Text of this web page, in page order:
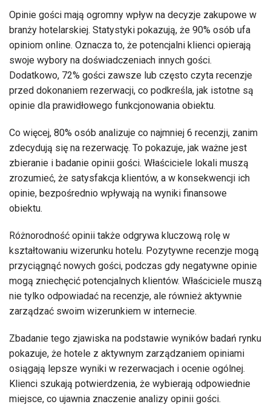
Opinie gości mają ogromny wpływ na decyzje zakupowe w
branży hotelarskiej. Statystyki pokazują, że 90% osób ufa
opiniom online. Oznacza to, że potencjalni klienci opierają
swoje wybory na doświadczeniach innych gości.
Dodatkowo, 72% gości zawsze lub często czyta recenzje
przed dokonaniem rezerwacji, co podkreśla, jak istotne są
opinie dla prawidłowego funkcjonowania obiektu.
Co więcej, 80% osób analizuje co najmniej 6 recenzji, zanim
zdecydują się na rezerwację. To pokazuje, jak ważne jest
zbieranie i badanie opinii gości. Właściciele lokali muszą
zrozumieć, że satysfakcja klientów, a w konsekwencji ich
opinie, bezpośrednio wpływają na wyniki finansowe
obiektu.
Różnorodność opinii także odgrywa kluczową rolę w
kształtowaniu wizerunku hotelu. Pozytywne recenzje mogą
przyciągnąć nowych gości, podczas gdy negatywne opinie
mogą zniechęcić potencjalnych klientów. Właściciele muszą
nie tylko odpowiadać na recenzje, ale również aktywnie
zarządzać swoim wizerunkiem w internecie.
Zbadanie tego zjawiska na podstawie wyników badań rynku
pokazuje, że hotele z aktywnym zarządzaniem opiniami
osiągają lepsze wyniki w rezerwacjach i ocenie ogólnej.
Klienci szukają potwierdzenia, że wybierają odpowiednie
miejsce, co ujawnia znaczenie analizy opinii gości.